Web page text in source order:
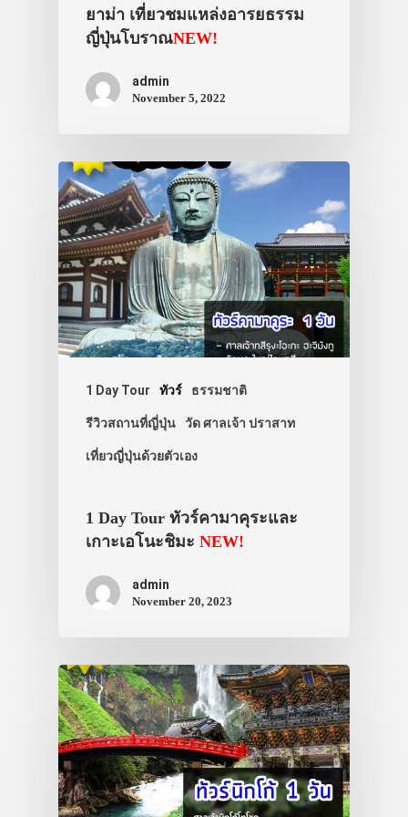
ยาม่า เที่ยวชมแหล่งอารยธรรม
ญี่ปุ่นโบราณNEW!
admin
November 5, 2022
1 Day Tour ทัวร์ ธรรมชาติ
รีวิวสถานที่ญี่ปุ่น วัด ศาลเจ้า ปราสาท
เที่ยวญี่ปุ่นด้วยตัวเอง
1 Day Tour ทัวร์คามาคุระและ
เกาะเอโนะชิมะ NEW!
admin
November 20, 2023
ประเทศญี่ปุ่น
เที่ยวญี่ปุ่นด้ว
เอง
รถบัส
เดินทาง
ทัวร์